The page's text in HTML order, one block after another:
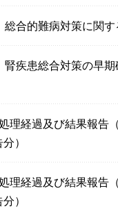
合的難病対策に関す
疾患総合対策の早期
理経過及び結果報告
）
理経過及び結果報告
）